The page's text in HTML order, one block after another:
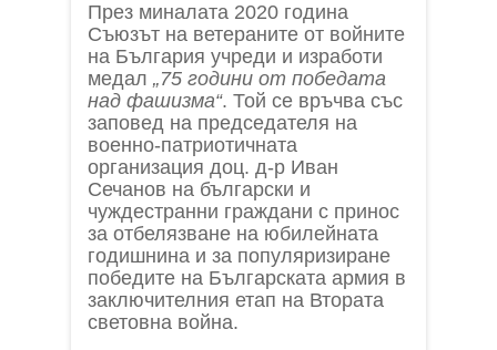
През миналата 2020 година
Съюзът на ветераните от войните
на България учреди и изработи
медал „75 години от победата
над фашизма“. Той се връчва със
заповед на председателя на
военно-патриотичната
организация доц. д-р Иван
Сечанов на български и
чуждестранни граждани с принос
за отбелязване на юбилейната
годишнина и за популяризиране
победите на Българската армия в
заключителния етап на Втората
световна война.